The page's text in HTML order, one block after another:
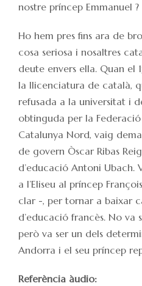
nostre príncep Emmanuel ?
Ho hem pres fins ara de
cosa seriosa i nosaltres
deute envers ella. Quan el
la llicenciatura de català,
refusada a la universitat i
obtinguda per la
Catalunya Nord, vaig
de govern Òscar Ribas
d’educació Antoni Ubach.
a l’Eliseu al príncep
clar -, per tornar a baixar
d’educació francès. No va
però va ser un dels
Andorra i el seu príncep
Referència àudio: